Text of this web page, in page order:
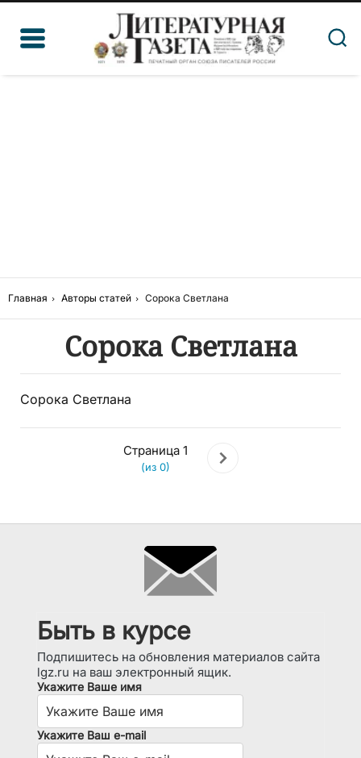
Главная Авторы статей Сорока Светлана
Сорока Светлана
Сорока Светлана
Страница 1
(из 0)
Быть в курсе
Подпишитесь на обновления материалов сайта
lgz.ru на ваш электронный ящик.
Укажите Ваше имя
Укажите Ваш e-mail